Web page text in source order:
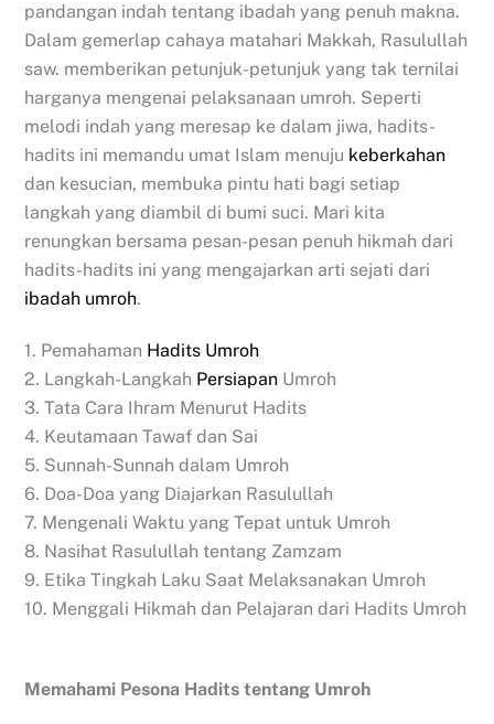
pandangan indah tentang ibadah yang penuh makna.
Dalam gemerlap cahaya matahari Makkah, Rasulullah
saw. memberikan petunjuk-petunjuk yang tak ternilai
harganya mengenai pelaksanaan umroh. Seperti
melodi indah yang meresap ke dalam jiwa, hadits-
hadits ini memandu umat Islam menuju keberkahan
dan kesucian, membuka pintu hati bagi setiap
langkah yang diambil di bumi suci. Mari kita
renungkan bersama pesan-pesan penuh hikmah dari
hadits-hadits ini yang mengajarkan arti sejati dari
ibadah umroh.
1. Pemahaman Hadits Umroh
2. Langkah-Langkah Persiapan Umroh
3. Tata Cara Ihram Menurut Hadits
4. Keutamaan Tawaf dan Sai
5. Sunnah-Sunnah dalam Umroh
6. Doa-Doa yang Diajarkan Rasulullah
7. Mengenali Waktu yang Tepat untuk Umroh
8. Nasihat Rasulullah tentang Zamzam
9. Etika Tingkah Laku Saat Melaksanakan Umroh
10. Menggali Hikmah dan Pelajaran dari Hadits Umroh
Memahami Pesona Hadits tentang Umroh